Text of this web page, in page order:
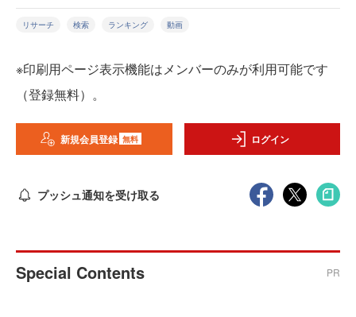
リサーチ 検索 ランキング 動画
※印刷用ページ表示機能はメンバーのみが利用可能です
（登録無料）。
新規会員登録 無料 ログイン
プッシュ通知を受け取る
Special Contents PR